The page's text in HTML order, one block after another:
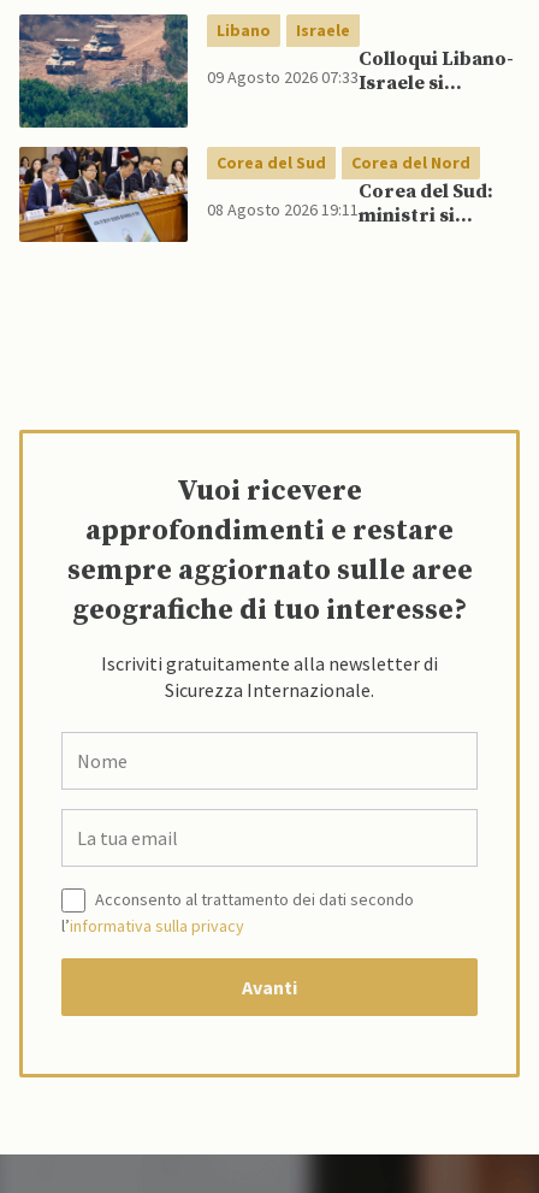
globale
Yemen rischia
conflitto più
ampio
Libano Israele
09 Agosto 2026 07:33
Colloqui Libano-
Israele si
dopo raid
israeliani nel Sud
Corea del Sud Corea del Nord
08 Agosto 2026 19:11
Corea del Sud:
ministri si
Vuoi ricevere
approfondimenti e restare
sempre aggiornato sulle aree
geografiche di tuo interesse?
Iscriviti gratuitamente alla newsletter di
Sicurezza Internazionale.
Acconsento al trattamento dei dati secondo
l’informativa sulla privacy